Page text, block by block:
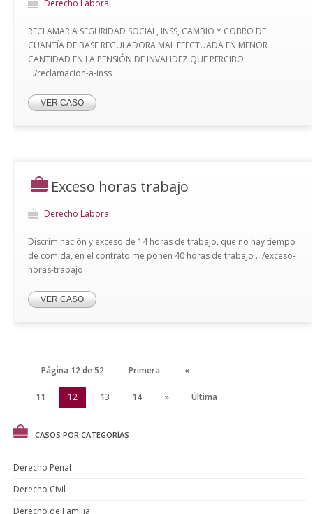
Derecho Laboral
RECLAMAR A SEGURIDAD SOCIAL, INSS, CAMBIO Y COBRO DE
CUANTÍA DE BASE REGULADORA MAL EFECTUADA EN MENOR
CANTIDAD EN LA PENSIÓN DE INVALIDEZ QUE PERCIBO
.../reclamacion-a-inss
VER CASO
Exceso horas trabajo
Derecho Laboral
Discriminación y exceso de 14 horas de trabajo, que no hay tiempo
de comida, en el contrato me ponen 40 horas de trabajo .../exceso-
horas-trabajo
VER CASO
Página 12 de 52 Primera «
11 12 13 14 » Última
CASOS POR CATEGORÍAS
Derecho Penal
Derecho Civil
Derecho de Familia